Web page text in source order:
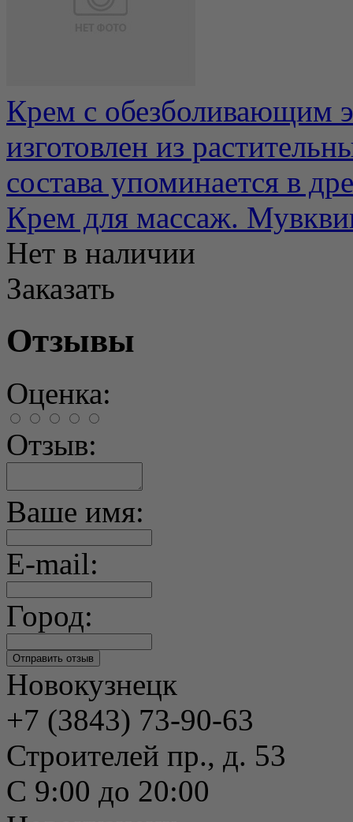
Крем с обезболивающим
изготовлен из
состава упоминается в
Крем для массаж.
Нет в наличии
Заказать
Отзывы
Оценка:
Отзыв:
Ваше имя:
E-mail:
Город:
Новокузнецк
+7 (3843) 73-90-63
Строителей пр., д. 53
С 9:00 до 20:00